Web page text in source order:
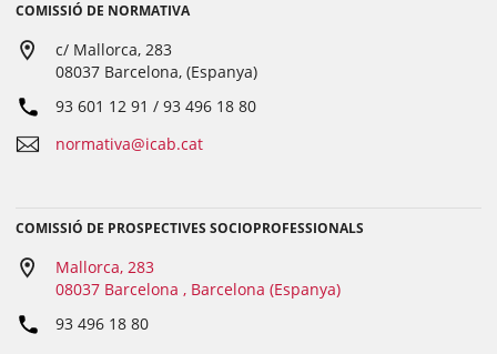
COMISSIÓ DE NORMATIVA
c/ Mallorca, 283
08037 Barcelona, (Espanya)
93 601 12 91 / 93 496 18 80
normativa@icab.cat
COMISSIÓ DE PROSPECTIVES SOCIOPROFESSIONALS
Mallorca, 283
08037 Barcelona , Barcelona (Espanya)
93 496 18 80